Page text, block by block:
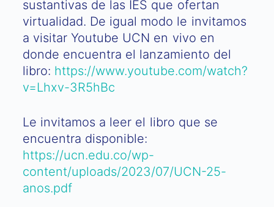
sustantivas de las IES que ofertan
virtualidad. De igual modo le invitamos
a visitar Youtube UCN en vivo en
donde encuentra el lanzamiento del
libro: https://www.youtube.com/watch?
v=Lhxv-3R5hBc
Le invitamos a leer el libro que se
encuentra disponible:
https://ucn.edu.co/wp-
content/uploads/2023/07/UCN-25-
anos.pdf